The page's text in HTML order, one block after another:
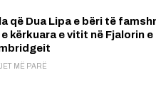
që Dua Lipa e bëri të
e kërkuara e vitit në Fjalorin e
MË PARË